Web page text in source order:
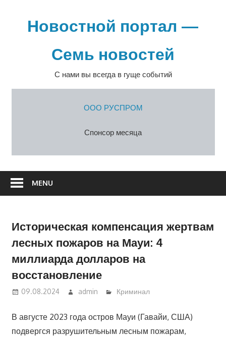
содержимомуНовостной портал —
Семь новостей
С нами вы всегда в гуще событий
ООО РУСПРОМ
Спонсор месяца
MENU
Историческая компенсация жертвам
лесных пожаров на Мауи: 4
миллиарда долларов на
восстановление
09.08.2024 admin Криминал
В августе 2023 года остров Мауи (Гавайи, США)
подвергся разрушительным лесным пожарам,